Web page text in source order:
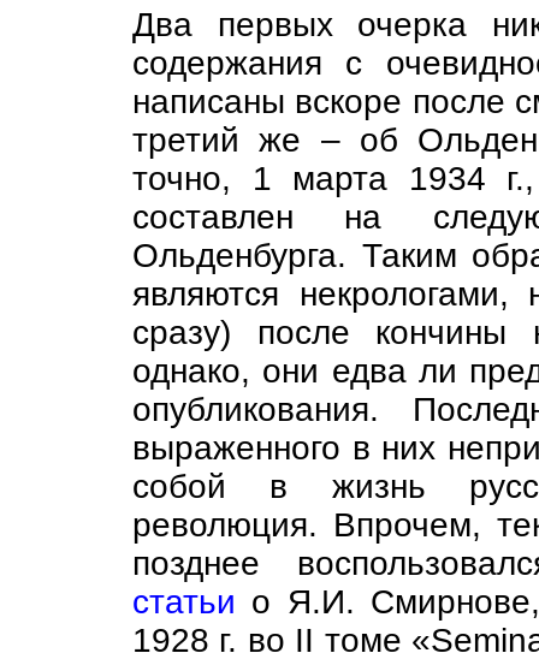
Два первых очерка
содержания с
написаны вскоре после
третий же – об
точно, 1 марта 1934
составлен на
Ольденбурга. Таким
являются
сразу) после
однако, они едва ли
опубликования.
выраженного в них
собой в жизнь
революция. Впрочем,
позднее
статьи о Я.И. Смирнове,
1928 г. во II томе